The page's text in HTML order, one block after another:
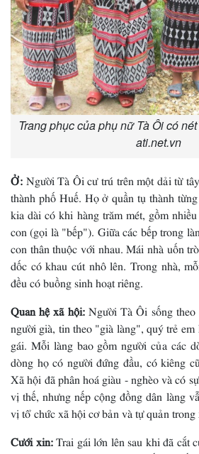
Trang phục của phụ nữ Tà Ôi có
ati.net.vn
Ở:Người Tà Ôi cư trú trên một dải từ
thành phố Huế. Họ ở quần tụ thành
kia dài có khi hàng trăm mét, gồm
con (gọi là "bếp"). Giữa các bếp trong
con thân thuộc với nhau. Mái nhà uốn
dốc có khau cút nhô lên. Trong nhà,
đều có buồng sinh hoạt riêng.
Quan hệ xã hội:Người Tà Ôi sống theo
người già, tin theo "già làng", quý trẻ
gái. Mỗi làng bao gồm người của các
dòng họ có người đứng đầu, có kiêng
Xã hội đã phân hoá giàu - nghèo và có
vị thế, nhưng nếp cộng đồng dân làng
vị tổ chức xã hội cơ bản và tự quản trong
Cưới xin:Trai gái lớn lên sau khi đã cắt